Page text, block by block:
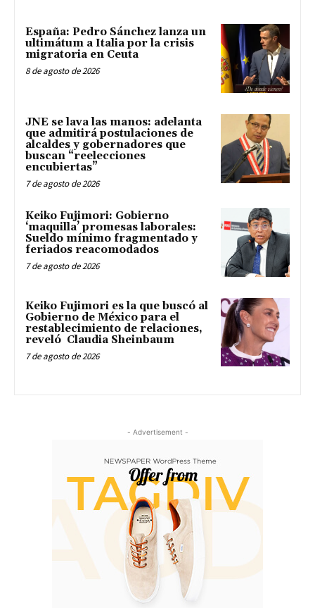
España: Pedro Sánchez lanza un
ultimátum a Italia por la crisis
migratoria en Ceuta
8 de agosto de 2026
JNE se lava las manos: adelanta
que admitirá postulaciones de
alcaldes y gobernadores que
buscan “reelecciones
encubiertas”
7 de agosto de 2026
Keiko Fujimori: Gobierno
‘maquilla’ promesas laborales:
Sueldo mínimo fragmentado y
feriados reacomodados
7 de agosto de 2026
Keiko Fujimori es la que buscó al
Gobierno de México para el
restablecimiento de relaciones,
reveló Claudia Sheinbaum
7 de agosto de 2026
- Advertisement -